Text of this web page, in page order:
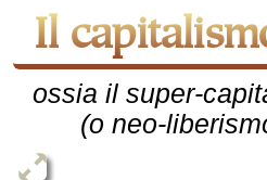
Il
ossia il super-capitalismo
(o neo-